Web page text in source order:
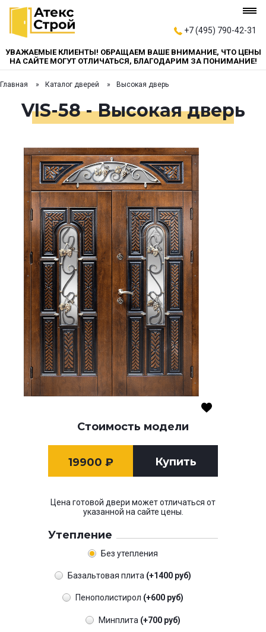
+7 (495) 790-42-31
УВАЖАЕМЫЕ КЛИЕНТЫ! ОБРАЩАЕМ ВАШЕ ВНИМАНИЕ, ЧТО ЦЕНЫ
НА САЙТЕ МОГУТ ОТЛИЧАТЬСЯ, БЛАГОДАРИМ ЗА ПОНИМАНИЕ!
Главная Каталог дверей Высокая дверь
VIS-58 - Высокая дверь
Стоимость модели
19900 ₽ Купить
Цена готовой двери может отличаться от
указанной на сайте цены.
Утепление
Без утепления
Базальтовая плита (+1400 руб)
Пенополистирол (+600 руб)
Минплита (+700 руб)